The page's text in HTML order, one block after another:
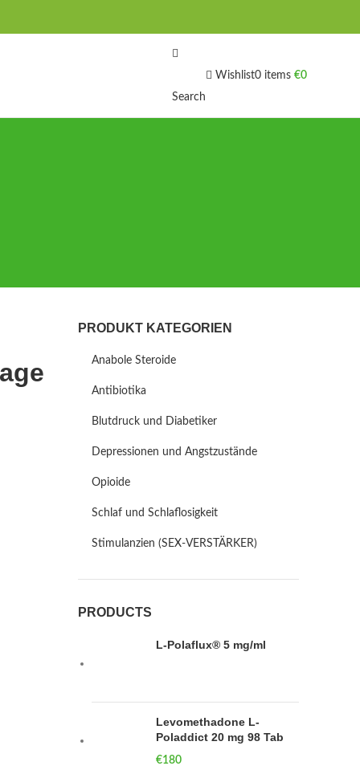
Search
Wishlist0 items €0
PRODUKT KATEGORIEN
Anabole Steroide
Antibiotika
Blutdruck und Diabetiker
Depressionen und Angstzustände
Opioide
Schlaf und Schlaflosigkeit
Stimulanzien (SEX-VERSTÄRKER)
PRODUCTS
L-Polaflux® 5 mg/ml
Levomethadone L-
Poladdict 20 mg 98 Tab
€180